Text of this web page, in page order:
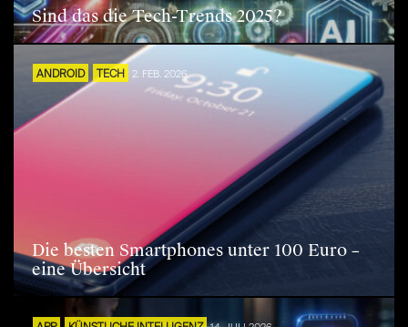
Sind das die Tech-Trends 2025?
ANDROID TECH 2. FEB. 2026
Die besten Smartphones unter 100 Euro –
eine Übersicht